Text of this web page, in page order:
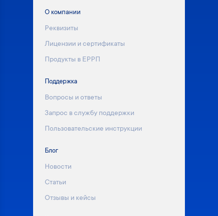
О компании
Реквизиты
Лицензии и сертификаты
Продукты в ЕРРП
Поддержка
Вопросы и ответы
Запрос в службу поддержки
Пользовательские инструкции
Блог
Новости
Статьи
Отзывы и кейсы